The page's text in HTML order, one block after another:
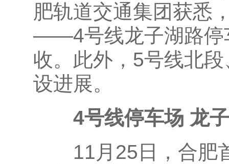
肥轨道交通集团获悉
——4号线龙子湖路停
收。此外，5号线北
设进展。
4号线停车场 龙
11月25日，合肥首